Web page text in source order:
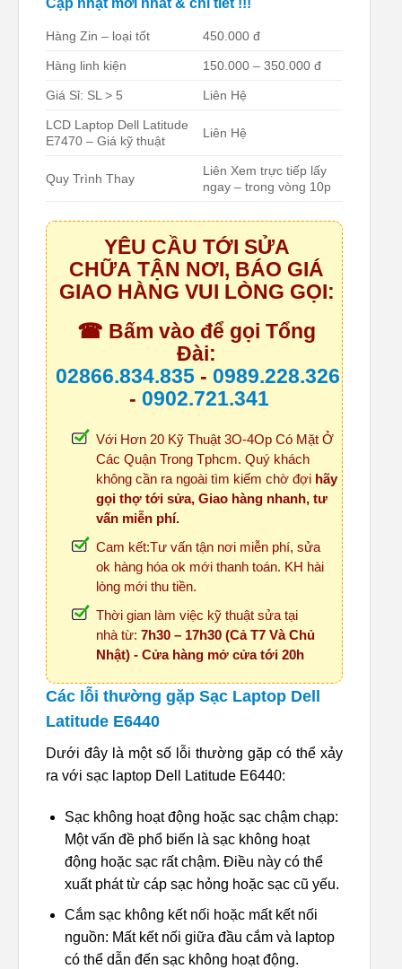
Hàng Zin – loại tốt 450.000 đ
Hàng linh kiện 150.000 – 350.000 đ
Giá Sỉ: SL > 5 Liên Hệ
LCD Laptop Dell Latitude
E7470 – Giá kỹ thuật
Liên Hệ
Quy Trình Thay
Liên Xem trực tiếp lấy
ngay – trong vòng 10p
YÊU CẦU TỚI SỬA
CHỮA TẬN NƠI, BÁO GIÁ
GIAO HÀNG VUI LÒNG GỌI:
☎ Bấm vào để gọi Tổng
Đài:
02866.834.835 - 0989.228.326
- 0902.721.341
Với Hơn 20 Kỹ Thuật 3O-4Op Có Mặt Ở
Các Quận Trong Tphcm. Quý khách
không cần ra ngoài tìm kiếm chờ đợi hãy
gọi thợ tới sửa, Giao hàng nhanh, tư
vấn miễn phí.
Cam kết:Tư vấn tận nơi miễn phí, sửa
ok hàng hóa ok mới thanh toán. KH hài
lòng mới thu tiền.
Thời gian làm việc kỹ thuật sửa tại
nhà từ: 7h30 – 17h30 (Cả T7 Và Chủ
Nhật) - Cửa hàng mở cửa tới 20h
Các lỗi thường gặp Sạc Laptop Dell
Latitude E6440
Dưới đây là một số lỗi thường gặp có thể xảy
ra với sạc laptop Dell Latitude E6440:
Sạc không hoạt động hoặc sạc chậm chạp:
Một vấn đề phổ biến là sạc không hoạt
động hoặc sạc rất chậm. Điều này có thể
xuất phát từ cáp sạc hỏng hoặc sạc cũ yếu.
Cắm sạc không kết nối hoặc mất kết nối
nguồn: Mất kết nối giữa đầu cắm và laptop
có thể dẫn đến sạc không hoạt động.